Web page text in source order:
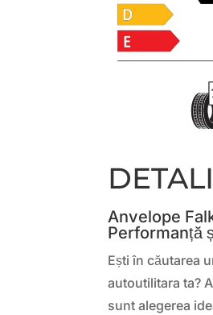
Anvelope
Performanță
Ești în căutarea
autoutilitara ta?
sunt alegerea